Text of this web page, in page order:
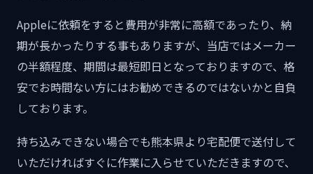
Appleに依頼をすると費用が非常に高額であったり、納
期が長かったりする事もありますが、当店ではメーカー
の半額程度、期間は最短即日となっておりますので、格
安でお時間ない方にはお勧めできるのではないかと自負
しております。
持ち込みできない場合でも熊本県より宅配便で送付して
いただければすぐに作業に入らせていただきますので、